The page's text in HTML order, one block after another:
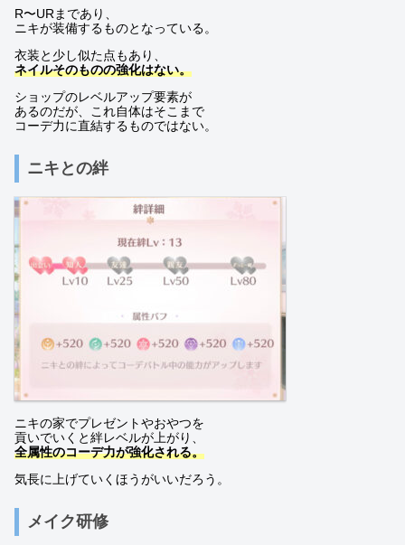
R〜URまであり、
ニキが装備するものとなっている。
衣装と少し似た点もあり、
ネイルそのものの強化はない。
ショップのレベルアップ要素が
あるのだが、これ自体はそこまで
コーデ力に直結するものではない。
ニキとの絆
ニキの家でプレゼントやおやつを
貢いでいくと絆レベルが上がり、
全属性のコーデ力が強化される。
気長に上げていくほうがいいだろう。
メイク研修